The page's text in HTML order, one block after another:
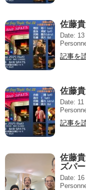
佐藤
Date:
記事を
佐藤
Date:
記事を
佐藤
ズパ
Date: